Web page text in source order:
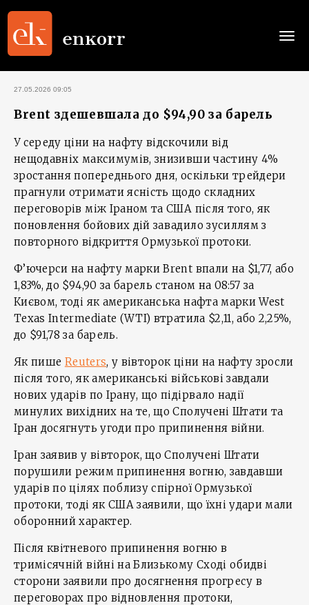
27.05.2026 09:05
Brent здешевшала до $94,90 за барель
У середу ціни на нафту відскочили від
нещодавніх максимумів, знизивши частину 4%
зростання попереднього дня, оскільки трейдери
прагнули отримати ‌ясність щодо складних
переговорів між Іраном та США після того, як
поновлення бойових дій завадило зусиллям з
повторного відкриття Ормузької протоки.
Ф’ючерси на нафту марки Brent впали на $1,77, або
1,83%, до $94,90 за барель станом на 08:57 за
Києвом, тоді як американська нафта марки West
Texas Intermediate (WTI) втратила $2,11, або 2,25%,
до $91,78 за барель.
Як пише Reuters, у вівторок ціни на нафту зросли
після того, як американські військові завдали
нових ударів по Ірану, що підірвало надії
минулих вихідних на те, що Сполучені Штати та
Іран досягнуть угоди про припинення війни.
Іран заявив у вівторок, що Сполучені Штати
порушили режим припинення вогню, завдавши
ударів по цілях поблизу спірної Ормузької
протоки, тоді як США заявили, що їхні удари мали
оборонний характер.
Після квітневого припинення вогню в
тримісячній війні на Близькому Сході обидві
сторони заявили про досягнення прогресу в
переговорах про відновлення протоки,